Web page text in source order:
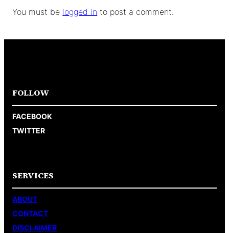
You must be logged in to post a comment.
FOLLOW
FACEBOOK
TWITTER
SERVICES
ABOUT
CONTACT
DISCLAIMER